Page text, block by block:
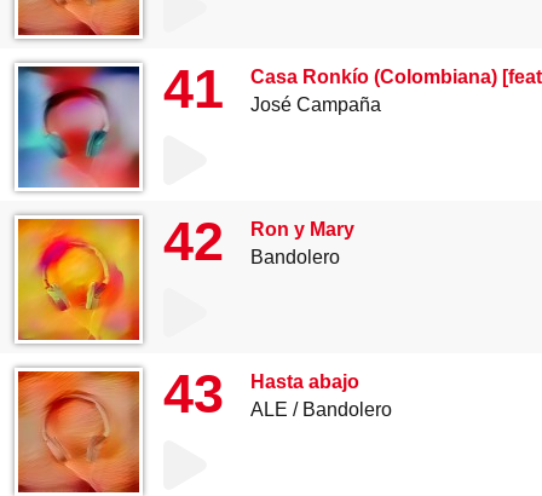
41
Casa Ronkío (Colombiana)
José Campaña
42
Ron y Mary
Bandolero
43
Hasta abajo
ALE
Bandolero